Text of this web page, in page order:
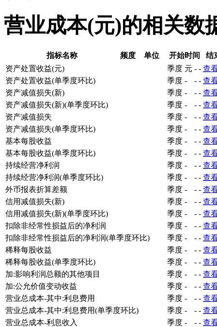
营业成本(元)的相关数
指标名称 频度 单位 开始时间
结
资产处置收益(元)
季度 元 - - 查
资产处置收益(单季度环比)
季度 - - - 查
资产减值损失(新)
季度 - - - 查
资产减值损失(新)(单季度环比)
季度 - - - 查
资产减值损失
季度 - - - 查
资产减值损失(单季度环比)
季度 - - - 查
基本每股收益
季度 - - - 查
基本每股收益(单季度环比)
季度 - - - 查
持续经营净利润
季度 - - - 查
持续经营净利润(单季度环比)
季度 - - - 查
外币报表折算差额
季度 - - - 查
信用减值损失(新)
季度 - - - 查
信用减值损失(新)(单季度环比)
季度 - - - 查
扣除非经常性损益后的净利润
季度 - - - 查
扣除非经常性损益后的净利润(单季度环比)
季度 - - - 查
稀释每股收益
季度 - - - 查
稀释每股收益(单季度环比)
季度 - - - 查
加:影响利润总额的其他项目
季度 - - - 查
加:公允价值变动收益
季度 - - - 查
营业总成本-其中:利息费用
季度 - - - 查
营业总成本-其中:利息费用(单季度环比)
季度 - - - 查
营业总成本-利息收入
季度 - - - 查